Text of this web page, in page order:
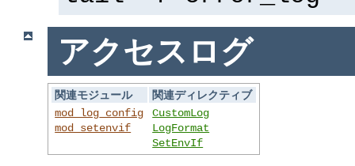
アクセスログ
関連モジュール
関連ディレクティブ
mod_log_config
mod_setenvif
CustomLog
LogFormat
SetEnvIf